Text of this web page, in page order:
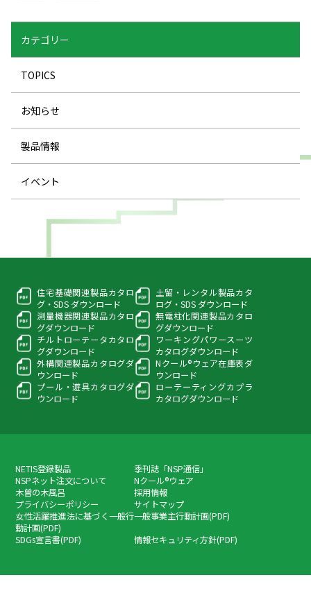
カテゴリー
TOPICS
お知らせ
製品情報
イベント
住宅基礎関連製品カタロ
グ・SDS ダウンロード
土留・レンタル製品カタ
ログ・ SDS ダウンロード
測量機器関連製品カタロ
グダウンロード
無電柱化関連製品カタロ
グダウンロード
チルトローテータカタロ
グダウンロード
ワーキングパワースーツ
カタログダウンロード
外構関連製品カタログダ
ウンロード
Nクール®ウェア在庫表ダ
ウンロード
プール・遊具カタログダ
ウンロード
ローテーティングカプラ
カタログダウンロード
NETIS登録製品
季刊誌「NSP通信」
NSPネット注文について
Nクール®ウェア
木曽の木風呂
採用情報
プライバシーポリシー
サイトマップ
女性活躍推進法に基づく一般行
動計画(PDF)
一般事業主行動計画(PDF)
SDGs宣言書(PDF)
情報セキュリティ方針(PDF)